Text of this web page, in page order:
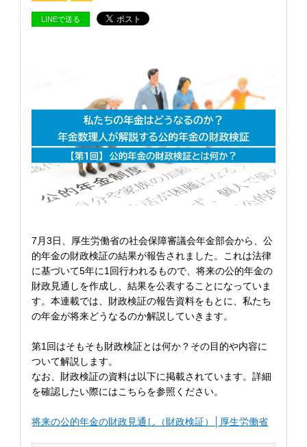
LINEで送る
7月3日、厚生労働省の社会保障審議会年金部会から、公
的年金の財政検証の結果が報告されました。これは法律
に基づいて5年に1回行われるもので、将来の公的年金の
財政見通しを作成し、結果を公表することになっていま
す。本連載では、財政検証の報告資料をもとに、私たち
の年金が将来どうなるのか解説していきます。
第1回はそもそも財政検証とは何か？その目的や内容に
ついて解説します。
なお、財政検証の資料は以下に掲載されています。詳細
を確認したい際にはこちらを参照ください。
将来の公的年金の財政見通し（財政検証）│厚生労働省